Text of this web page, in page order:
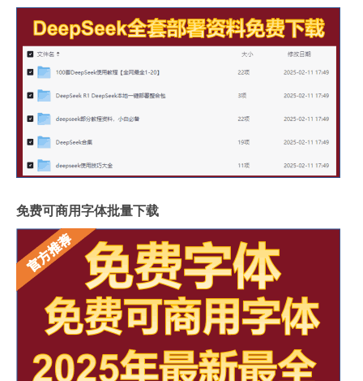
免费可商用字体批量下载